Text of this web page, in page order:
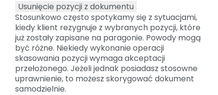
Usunięcie pozycji z dokumentu
Stosunkowo często spotykamy się z sytuacjami,
kiedy klient rezygnuje z wybranych pozycji, które
już zostały zapisane na paragonie. Powody mogą
być różne. Niekiedy wykonanie operacji
skasowania pozycji wymaga akceptacji
przełożonego. Jeżeli jednak posiadasz stosowne
uprawnienie, to możesz skorygować dokument
samodzielnie.